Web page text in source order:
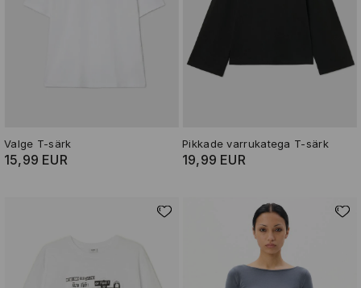
Valge T-särk
15,99 EUR
Pikkade varrukatega T-särk
19,99 EUR